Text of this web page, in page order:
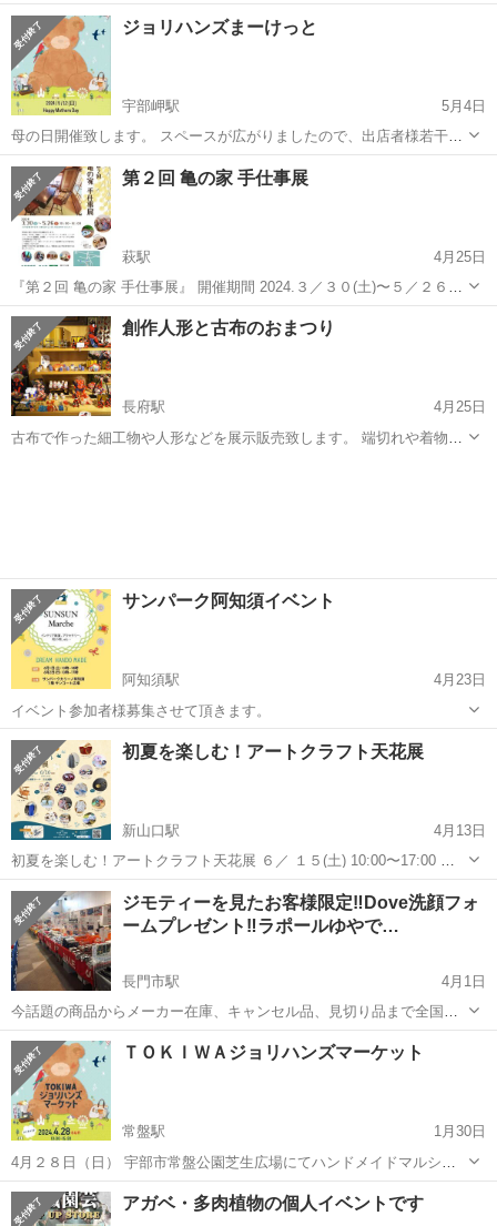
10時−16時 ２０日 (土) 10時−16時 ...
山口 下関市 長府駅 展示会
ジョリハンズまーけっと
宇部岬駅
5月4日
母の日開催致します。 スペースが広がりましたので、出店者様若干募
集させて頂きます。 ハンドメイド以外にも手作りスウィーツ等も募集
です。
山口 宇部市 宇部岬駅 展示会 母の日
第２回 亀の家 手仕事展
萩駅
4月25日
『第２回 亀の家 手仕事展』 開催期間 2024.３／３０(土)〜５／２６
(日) 10:00〜16:00 ※不定休ですので、SNSをチェックしてお出かけく
ださい 昨年秋に続き２回目の手仕事展を行います。 布作品、木工品...
山口 萩市 萩駅 展示会 とんぼ玉
創作人形と古布のおまつり
長府駅
4月25日
古布で作った細工物や人形などを展示販売致します。 端切れや着物も
サンパーク阿知須イベント
阿知須駅
4月23日
イベント参加者様募集させて頂きます。
山口 山口市 阿知須駅
初夏を楽しむ！アートクラフト天花展
新山口駅
4月13日
初夏を楽しむ！アートクラフト天花展 ６／ １５(土) 10:00〜17:00 １
６(日) 10:00〜16:00 KDDI 維新ホール 自由通路 (山口市小郡令和一丁
目１番１号 新山口駅北口直結...
山口 山口市 展示会 工房
ジモティーを見たお客様限定‼️Dove洗顔フォ
ームプレゼント‼️ラポールゆやで…
長門市駅
4月1日
今話題の商品からメーカー在庫、キャンセル品、見切り品まで全国よ
り集めました。 あらゆる商品を低価格で！！期間限定のスーパーディ
スカウント。 開催場所 ラポールゆや コミュニティホール 開催時
山口 長門市 長門市駅 展示会 フォーム
ＴＯＫＩＷＡジョリハンズマーケット
常盤駅
1月30日
4月２８日（日） 宇部市常盤公園芝生広場にてハンドメイドマルシェ
開催致します。 開催にあたりハンドメイド作家様募集致します。 キッ
チンカーも募集致します。 お問い合わせお待ちしております。
山口 宇部市 常盤駅 展示会 ハンドメイド
アガベ・多肉植物の個人イベントです